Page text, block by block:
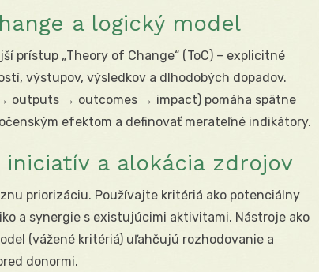
a logický model
prístup „Theory of Change“ (ToC) – explicitné
výstupov, výsledkov a dlhodobých dopadov.
outputs → outcomes → impact) pomáha spätne
efektom a definovať merateľné indikátory.
a alokácia zdrojov
priorizáciu. Používajte kritériá ako potenciálny
a synergie s existujúcimi aktivitami. Nástroje ako
(vážené kritériá) uľahčujú rozhodovanie a
donormi.